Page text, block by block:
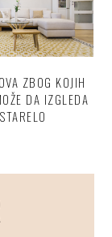
ZBOG KOJIH
DA IZGLEDA